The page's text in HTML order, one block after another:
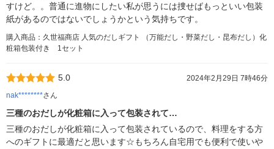
すけど。。普通に進物にしたい私が思うには捜せばもっといい包装
紙があるのではないでしょうかという気持ちです。
購入商品：久世福商店 人気のだしギフト （万能だし・野菜だし・昆布だし）化
粧箱包装付き 1セット
5.0
2024年2月29日 7時46分
nak********さん
三種のおだしが化粧箱に入って包装されて…
三種のおだしが化粧箱に入って包装されているので、料理をする方
へのギフトに最適だと思います☆もちろん自宅用でも便利で使いや